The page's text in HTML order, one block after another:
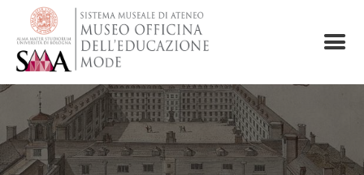
contenuto
principale